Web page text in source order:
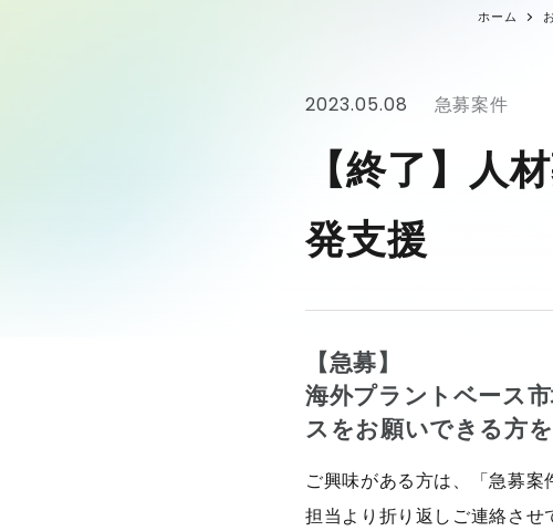
ホーム
2023.05.08 急募案件
【終了】人
発支援
【急募】
海外プラントベース
スをお願いできる方
ご興味がある方は、「急募案
担当より折り返しご連絡させ